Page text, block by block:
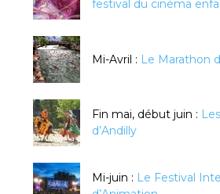
festival du cinéma
Mi-Avril : Le Marathon
Fin mai, début juin :
d’Andilly
Mi-juin : Le Festival